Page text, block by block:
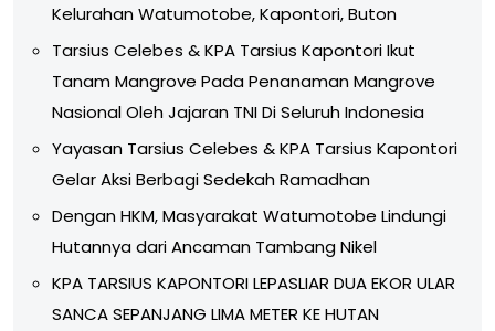
Kelurahan Watumotobe, Kapontori, Buton
Tarsius Celebes & KPA Tarsius Kapontori Ikut
Tanam Mangrove Pada Penanaman Mangrove
Nasional Oleh Jajaran TNI Di Seluruh Indonesia
Yayasan Tarsius Celebes & KPA Tarsius Kapontori
Gelar Aksi Berbagi Sedekah Ramadhan
Dengan HKM, Masyarakat Watumotobe Lindungi
Hutannya dari Ancaman Tambang Nikel
KPA TARSIUS KAPONTORI LEPASLIAR DUA EKOR ULAR
SANCA SEPANJANG LIMA METER KE HUTAN